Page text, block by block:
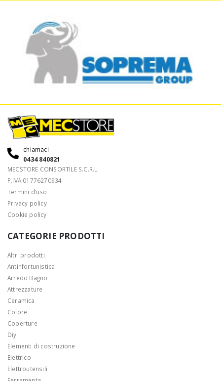
chiamaci
0434 840821
MECSTORE CONSORTILE S.C.R.L.
P.IVA 01776270934
Termini d’uso
Privacy policy
Cookie policy
CATEGORIE PRODOTTI
Altri prodotti
Antinfortunistica
Arredo Bagno
Attrezzature
Ceramica
Colore
Coperture
Diy
Elementi di costruzione
Elettrico
Elettroutensili